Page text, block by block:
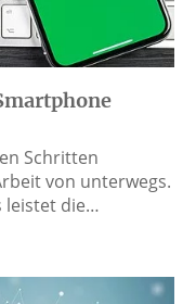
Schritten
von unterwegs.
leistet die…